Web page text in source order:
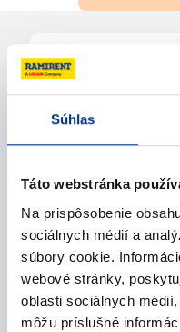
Súhlas
Táto webstránka
Na prispôsobenie
sociálnych médií a
súbory cookie.
webové stránky,
oblasti sociálnych
môžu príslušné
Potrebujete
Kontaktujte nás
Zavolajte
Napíšte